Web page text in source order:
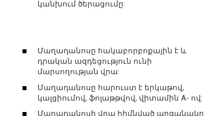
կանխում ծերացումը:
Մաղադանոսը հակաբորբոքային է և
դրական ազդեցություն ունի
մարսողության վրա:
Մաղադանոսը հարուստ է երկաթով,
կալցիումով, ֆոլաթթվով, վիտամին A- ով:
Մաղադանոսի վրա հիմնված արգանակը